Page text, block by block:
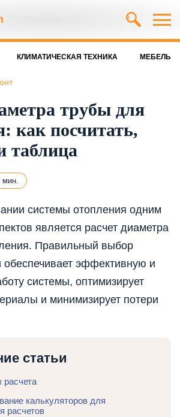
КЛИМАТИЧЕСКАЯ ТЕХНИКА МЕБЕЛЬ
трубы для
как посчитать,
таблица
мин.
системы отопления одним
является расчет диаметра
Правильный выбор
обеспечивает эффективную и
системы, оптимизирует
и минимизирует потери
статьи
калькуляторов для
расчетов